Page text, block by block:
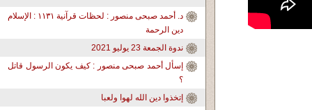
د. أحمد صبحى منصور : لحظات قرآنية ١١٣١ : الإسلام
دين الرحمة
ندوة الجمعة 23 يوليو 2021
إسأل أحمد صبحى منصور : كيف يكون الرسول قاتل
؟
إتخذوا دين الله لهوا ولعبا